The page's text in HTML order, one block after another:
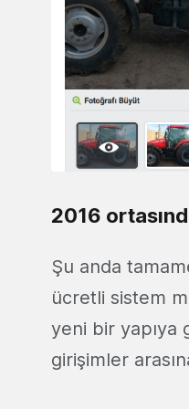
2016
Şu anda
ücretli sistem
yeni bir yapıya
girişimler